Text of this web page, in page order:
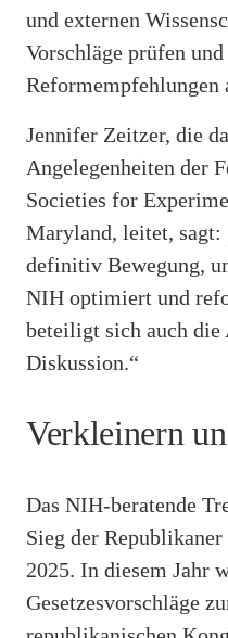
und externen
Vorschläge prüfen und
Reformempfehlungen
Jennifer Zeitzer, die
Angelegenheiten der
Societies for
Maryland, leitet,
definitiv Bewegung,
NIH optimiert und
beteiligt sich auch die
Diskussion.“
Verkleinern
Das NIH-beratende
Sieg der
2025. In diesem Jahr
Gesetzesvorschläge